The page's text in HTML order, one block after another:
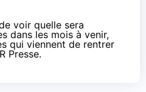
voir quelle sera
dans les mois à venir,
qui viennent de rentrer
Presse.